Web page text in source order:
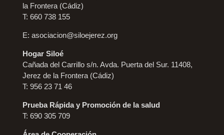
la Frontera (Cádiz)
T: 660 738 155
E: asociacion@siloejerez.org
Hogar Siloé
Cañada del Carrillo s/n. Avda. Puerta del Sur. 11408,
Jerez de la Frontera (Cádiz)
T: 956 23 71 46
Prueba Rápida y Promoción de la salud
T: 690 305 709